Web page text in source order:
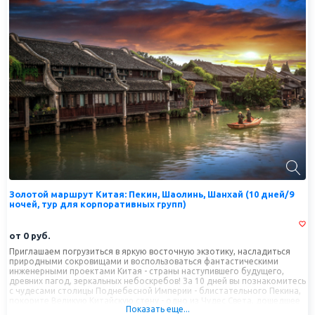
разворачивается прямо в природном каньоне, на фоне живописных
гор. Проедем на лодках по каналам «китайской Венеции» города
Фэнхуан и посетим город-водопад Фуронг, через который протекает
громадный каскадный водопад! Ощутим роскошь торгового сердца
Азии - города наступившего будущего Шанхая с его знаменитыми
стеклянными небоскребами, телебашней "Жемчужина Востока" и
классическими императорскими садами. Наш тур гарантирует
отсутствие свободных дней, каждый день вашего пребывания будет
насыщен событиями, продуманными маршрутами, восточной
экзотикой, вкусной кухней, неповторимым китайским колоритом!
Золотой маршрут Китая: Пекин, Шаолинь, Шанхай (10 дней/9
ночей, тур для корпоративных групп)
от 0 руб.
Приглашаем погрузиться в яркую восточную экзотику, насладиться
природными сокровищами и воспользоваться фантастическими
инженерными проектами Китая - страны наступившего будущего,
древних пагод, зеркальных небоскребов! За 10 дней вы познакомитесь
с чудесами столицы Поднебесной Империи - блистательного Пекина,
до наших дней, ощутите роскошь торгового сердца Азии - Шанхая с
Показать еще...